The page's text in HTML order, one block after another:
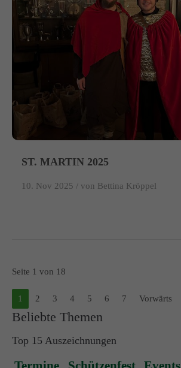
ST. MARTIN 2025
10. Nov 2025 / von Bettina Kröppel
Seite 1 von 18
1 2 3 4 5 6 7 Vorwärts
Beliebte Themen
Top 15 Auszeichnungen